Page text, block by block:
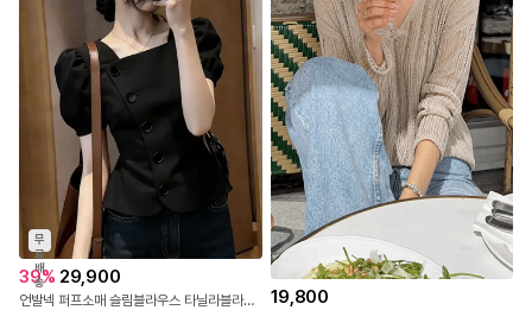
무
료
배
송
39% 29,900
언발넥 퍼프소매 슬림블라우스 타닐라블라우스 19,800